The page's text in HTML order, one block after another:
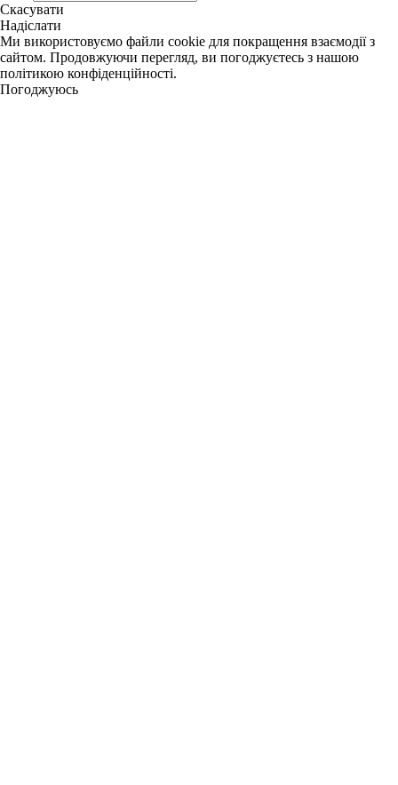
Скасувати
Надіслати
Ми використовуємо файли cookie для покращення взаємодії з
сайтом. Продовжуючи перегляд, ви погоджуєтесь з нашою
політикою конфіденційності.
Погоджуюсь